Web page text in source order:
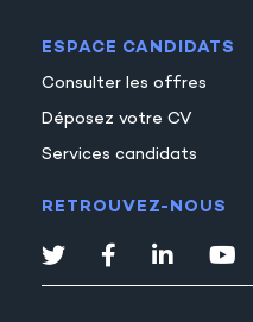
ESPACE CANDIDATS
Consulter les offres
Déposez votre CV
Services candidats
RETROUVEZ-NOUS